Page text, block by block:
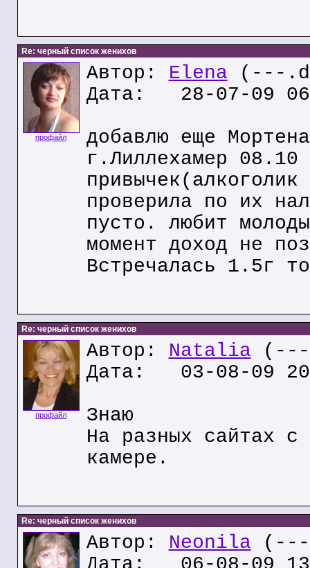
Re: черный список женихов
профайл
Автор: Elena (---
Дата: 28-07-09
добавлю еще
г.Лиллехамер
проверила по их
пусто. любит
момент доход не
Встречалась 1.5г
Re: черный список женихов
профайл
Автор: Natalia (---
Дата: 03-08-09
Знаю
На разных сайтах
камере.
Re: черный список женихов
Автор: Neonila (---